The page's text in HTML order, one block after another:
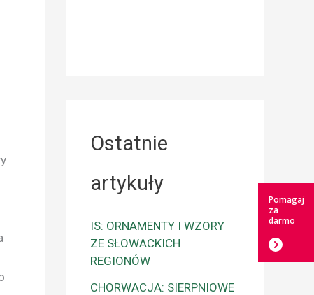
Ostatnie
artykuły
IS: ORNAMENTY I WZORY
ZE SŁOWACKICH
REGIONÓW
CHORWACJA: SIERPNIOWE
Pomagaj
za
darmo